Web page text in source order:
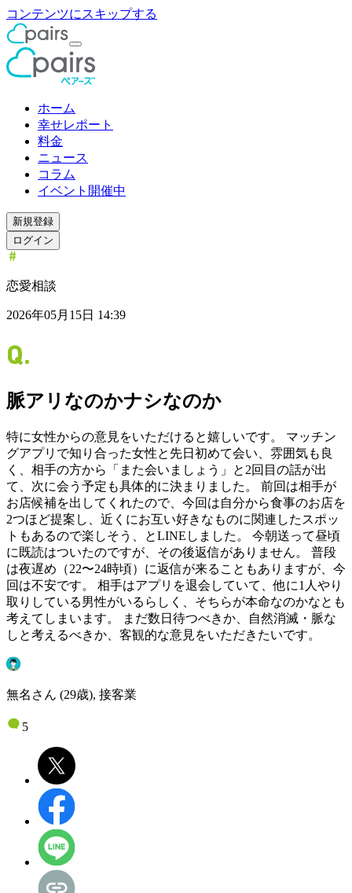
コンテンツにスキップする
ホーム
幸せレポート
料金
ニュース
コラム
イベント開催中
新規登録
ログイン
恋愛相談
2026年05月15日 14:39
脈アリなのかナシなのか
特に女性からの意見をいただけると嬉しいです。 マッチン
グアプリで知り合った女性と先日初めて会い、雰囲気も良
く、相手の方から「また会いましょう」と2回目の話が出
て、次に会う予定も具体的に決まりました。 前回は相手が
お店候補を出してくれたので、今回は自分から食事のお店を
2つほど提案し、近くにお互い好きなものに関連したスポッ
トもあるので楽しそう、とLINEしました。 今朝送って昼頃
に既読はついたのですが、その後返信がありません。 普段
は夜遅め（22〜24時頃）に返信が来ることもありますが、今
回は不安です。 相手はアプリを退会していて、他に1人やり
取りしている男性がいるらしく、そちらが本命なのかなとも
考えてしまいます。 まだ数日待つべきか、自然消滅・脈な
しと考えるべきか、客観的な意見をいただきたいです。
無名さん (29歳), 接客業
5